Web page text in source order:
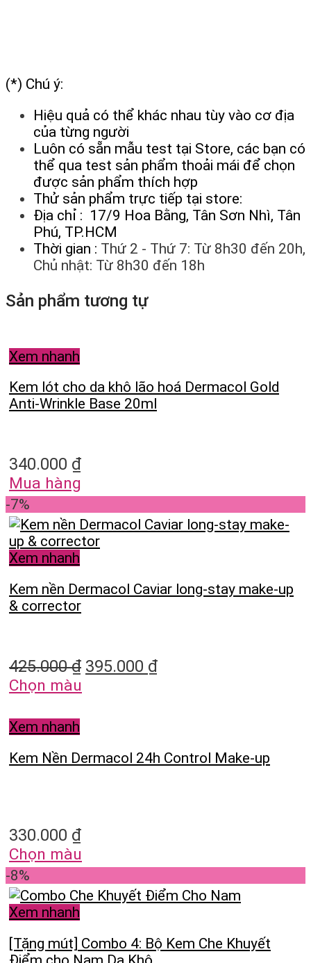
(*) Chú ý:
Hiệu quả có thể khác nhau tùy vào cơ địa
của từng người
Luôn có sẵn mẫu test tại Store, các bạn có
thể qua test sản phẩm thoải mái để chọn
được sản phẩm thích hợp
Thử sản phẩm trực tiếp tại store:
Địa chỉ : 17/9 Hoa Bằng, Tân Sơn Nhì, Tân
Phú, TP.HCM
Thời gian : Thứ 2 - Thứ 7: Từ 8h30 đến 20h,
Chủ nhật: Từ 8h30 đến 18h
Sản phẩm tương tự
Xem nhanh
Kem lót cho da khô lão hoá Dermacol Gold
Anti-Wrinkle Base 20ml
340.000 ₫
Mua hàng
-7%
Xem nhanh
Kem nền Dermacol Caviar long-stay make-up
& corrector
425.000₫ 395.000 ₫
Chọn màu
Xem nhanh
Kem Nền Dermacol 24h Control Make-up
330.000 ₫
Chọn màu
-8%
Xem nhanh
[Tặng mút] Combo 4: Bộ Kem Che Khuyết